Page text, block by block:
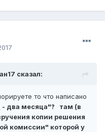
сказал:
то что написано
- два месяца"? там (в
копии решения
комиссии" которой у